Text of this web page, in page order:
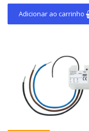
Adicionar ao carrinho